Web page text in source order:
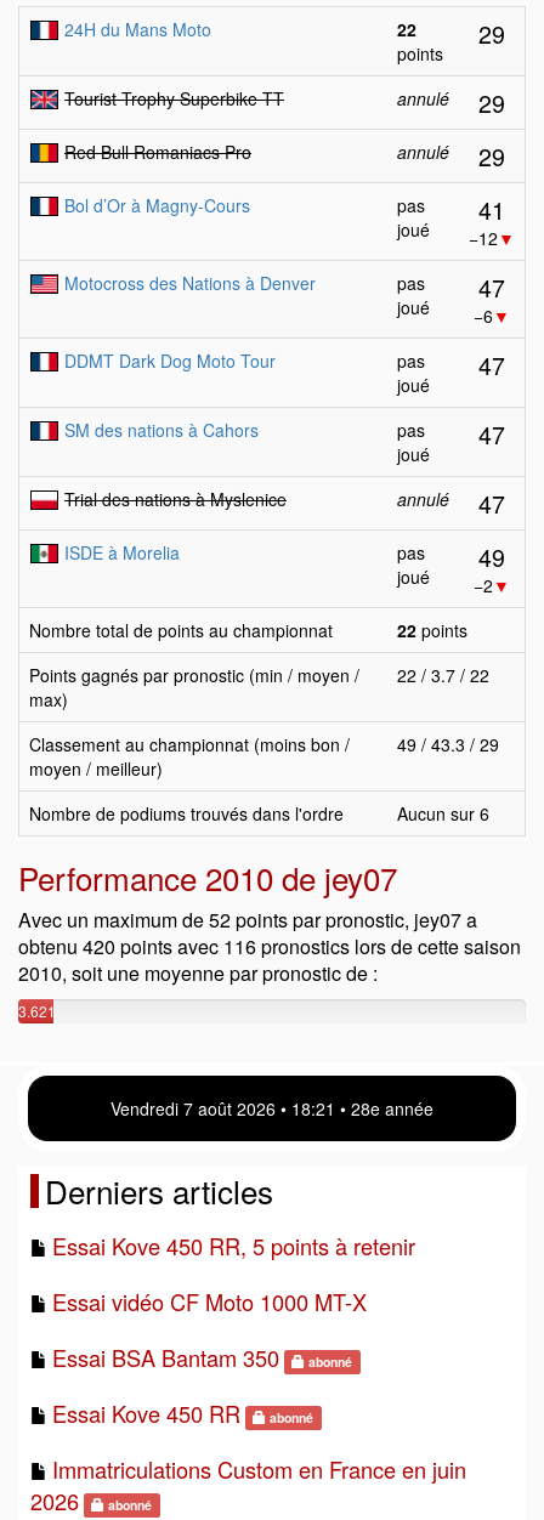
24H du Mans Moto
22
points
29
Tourist Trophy Superbike TT annulé 29
Red Bull Romaniacs Pro annulé 29
Bol d’Or à Magny-Cours
pas
joué
41
−12 ▼
Motocross des Nations à Denver
pas
joué
47
−6▼
DDMT Dark Dog Moto Tour
pas
joué
47
SM des nations à Cahors
pas
joué
47
Trial des nations à Myslenice annulé 47
ISDE à Morelia
pas
joué
49
−2 ▼
Nombre total de points au championnat
22 points
Points gagnés par pronostic (min / moyen /
max)
22 / 3.7 / 22
Classement au championnat (moins bon /
moyen / meilleur)
49 / 43.3 / 29
Nombre de podiums trouvés dans l'ordre Aucun sur 6
Performance 2010 de jey07
Avec un maximum de 52 points par pronostic, jey07 a
obtenu 420 points avec 116 pronostics lors de cette saison
2010, soit une moyenne par pronostic de :
3.621
Vendredi 7 août 2026 • 18:21 • 28e année
Derniers articles
Essai Kove 450 RR, 5 points à retenir
Essai vidéo CF Moto 1000 MT-X
Essai BSA Bantam 350
abonné
Essai Kove 450 RR abonné
Immatriculations Custom en France en juin
2026
abonné